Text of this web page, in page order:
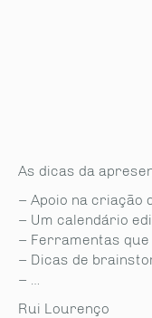
As dicas da
– Apoio na criação
– Um calendário
– Ferramentas
– Dicas de
– …
Rui Lourenço